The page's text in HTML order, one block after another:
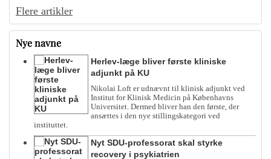
Flere artikler
Nye navne
Herlev-læge bliver første kliniske
adjunkt på KU
Nikolai Loft er udnævnt til klinisk adjunkt ved
Institut for Klinisk Medicin på Københavns
Universitet. Dermed bliver han den første, der
ansættes i den nye stillingskategori ved
instituttet.
Nyt SDU-professorat skal styrke
recovery i psykiatrien